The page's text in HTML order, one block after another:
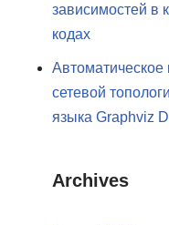
зависимостей в
кодах
сетевой
языка Graphviz
Archives